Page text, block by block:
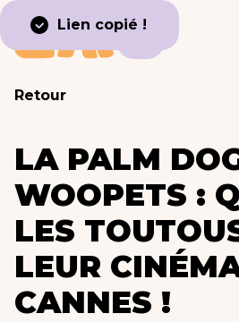
Lien copié !
Retour
LA PALM
WOOPETS :
LES
LEUR
CANNES !